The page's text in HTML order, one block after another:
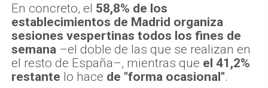
En concreto, el 58,8% de los
establecimientos de Madrid organiza
sesiones vespertinas todos los fines de
semana –el doble de las que se realizan en
el resto de España–, mientras que el 41,2%
restante lo hace de "forma ocasional".